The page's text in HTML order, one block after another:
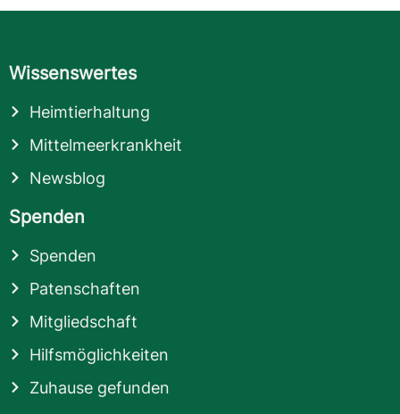
Wissenswertes
Heimtierhaltung
Mittelmeerkrankheit
Newsblog
Spenden
Spenden
Patenschaften
Mitgliedschaft
Hilfsmöglichkeiten
Zuhause gefunden